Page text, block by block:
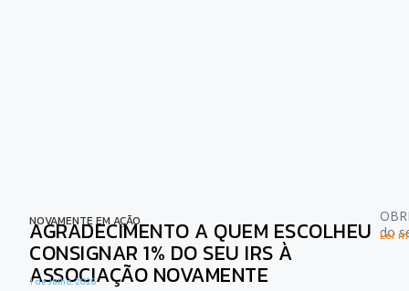
NOVAMENTE EM AÇÃO
AGRADECIMENTO A QUEM ESCOLHEU
CONSIGNAR 1% DO SEU IRS À
ASSOCIAÇÃO NOVAMENTE
1 de Julho, 2026
do
Ler